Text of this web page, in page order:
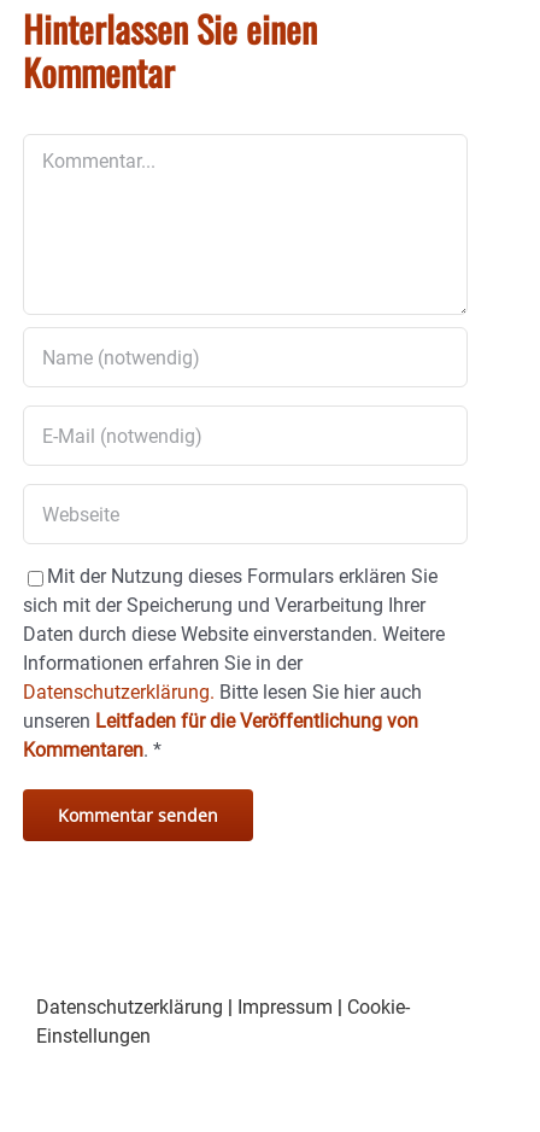
Hinterlassen Sie einen
Kommentar
Mit der Nutzung dieses Formulars erklären Sie
sich mit der Speicherung und Verarbeitung Ihrer
Daten durch diese Website einverstanden. Weitere
Informationen erfahren Sie in der
Datenschutzerklärung. Bitte lesen Sie hier auch
unseren Leitfaden für die Veröffentlichung von
Kommentaren. *
Datenschutzerklärung Impressum
Cookie-
Einstellungen